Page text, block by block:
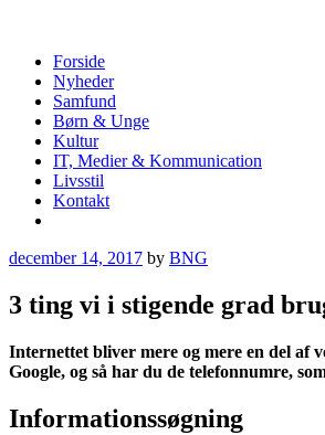
content
Bibliotekernes
Forside
Nyheder
Samfund
Børn & Unge
Kultur
IT, Medier & Kommunication
Livsstil
Kontakt
december 14, 2017 by BNG
3 ting vi i stigende grad
Internettet bliver mere og mere en del af
Google, og så har du de telefonnumre,
Informationssøgning